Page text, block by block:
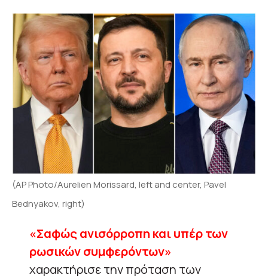
(AP Photo/Aurelien Morissard, left and center, Pavel
Bednyakov, right)
«Σαφώς ανισόρροπη και υπέρ των
ρωσικών συμφερόντων»
χαρακτήρισε την πρόταση των